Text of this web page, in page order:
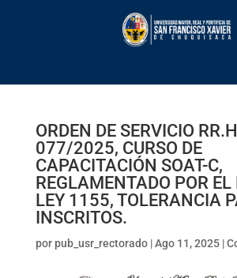
ORDEN DE SERVICIO
077/2025, CURSO DE
CAPACITACIÓN SOAT-C,
REGLAMENTADO POR
LEY 1155, TOLERANCIA
INSCRITOS.
por pub_usr_rectorado|Ago 11, 2025|